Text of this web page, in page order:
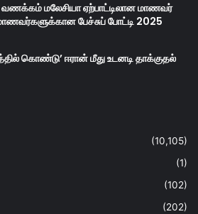
வணக்கம் மலேசியா ஏற்பாட்டிலான மாணவர்
பேச்சுப் போட்டி 2025
கொண்டு’ ஈரான் மீது உடனடி தாக்குதல்
(10,105)
(1)
(102)
(202)